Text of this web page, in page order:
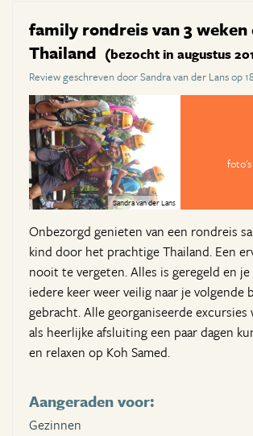
family rondreis van 3
Thailand (bezocht in augustus
Review geschreven door Sandra van der Lans op
Sandra van der Lans
Onbezorgd genieten van een rondreis
kind door het prachtige Thailand. Een
nooit te vergeten. Alles is geregeld en
iedere keer weer veilig naar je volgende
gebracht. Alle georganiseerde excursies
als heerlijke afsluiting een paar dagen
en relaxen op Koh Samed.
Aangeraden voor:
Gezinnen